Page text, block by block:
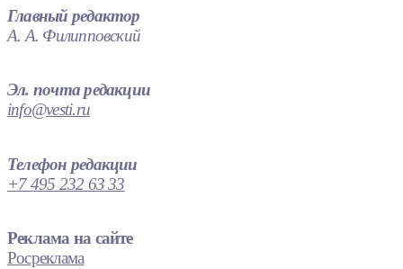
Главный редактор
А. А. Филипповский
Эл. почта редакции
info@vesti.ru
Телефон редакции
+7 495 232 63 33
Реклама на сайте
Росреклама